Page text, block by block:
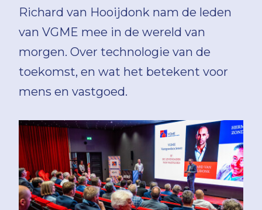
Richard van Hooijdonk nam de leden
van VGME mee in de wereld van
morgen. Over technologie van de
toekomst, en wat het betekent voor
mens en vastgoed.